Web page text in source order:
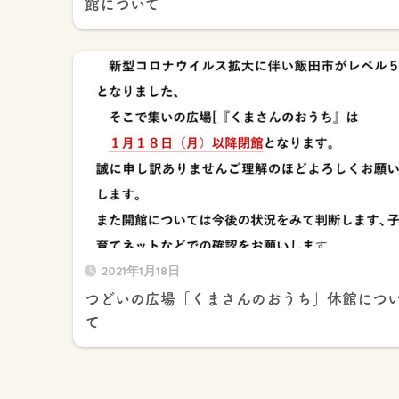
館について
2021年1月18日
つどいの広場「くまさんのおうち」休館につ
て